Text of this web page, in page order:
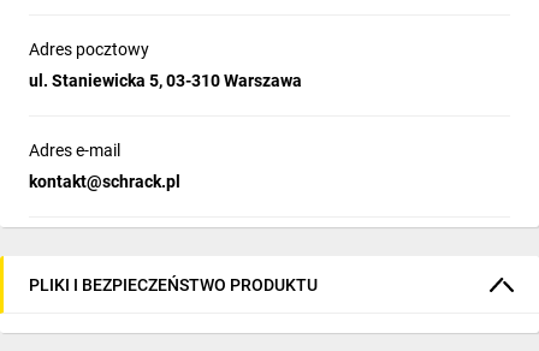
Adres pocztowy
ul. Staniewicka 5, 03-310 Warszawa
Adres e-mail
kontakt@schrack.pl
PLIKI I BEZPIECZEŃSTWO PRODUKTU